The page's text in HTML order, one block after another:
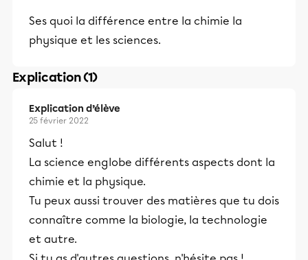
Ses quoi la différence entre la chimie la
physique et les sciences.
Explication (1)
Explication d’élève
25 février 2022
Salut !
La science englobe différents aspects dont la
chimie et la physique.
Tu peux aussi trouver des matières que tu dois
connaître comme la biologie, la technologie
et autre.